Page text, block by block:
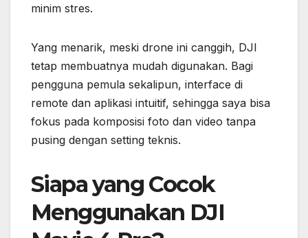
minim stres.
Yang menarik, meski drone ini canggih, DJI
tetap membuatnya mudah digunakan. Bagi
pengguna pemula sekalipun, interface di
remote dan aplikasi intuitif, sehingga saya bisa
fokus pada komposisi foto dan video tanpa
pusing dengan setting teknis.
Siapa yang Cocok
Menggunakan DJI